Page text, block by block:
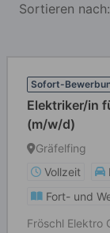
Sortieren nach:
Sofort-
Elektriker/in
(m/w/d)
Gräfelfing
Vollzeit
Fort- und
Fröschl Elektro